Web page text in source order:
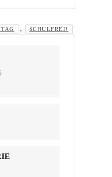
, SCHULFREI!